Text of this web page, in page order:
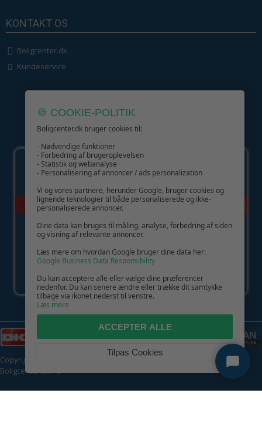
KONTAKT OS
Boligcenter.dk
Kundeservice
GIV GLÆDE MED ET GAVEKORT!
Copyright © 2026 | CVR: DK41222093 | Alle rettigheder forbeholdes |
Boligcenter.dk 🍪
🍪 COOKIE-POLITIK
Boligcenter.dk bruger cookies til:
- Nødvendige funktioner
- Forbedring af brugeroplevelsen
- Statistik og webanalyse
- Personalisering af annoncer / ads personalization
Vi og vores partnere, herunder Google, bruger cookies og
lignende teknologier til både personaliserede og ikke-
personaliserede annoncer.
Dine data kan bruges til måling, analyse, forbedring af siden
og visning af relevante annoncer.
Læs mere om hvordan Google bruger dine data her:
Google Business Data Responsibility
Du kan acceptere alle eller vælge dine præferencer
nedenfor. Du kan senere ændre eller trække dit samtykke
tilbage via ikonet nederst til venstre.
Læs mere
ACCEPTER ALLE
Tilpas Cookies